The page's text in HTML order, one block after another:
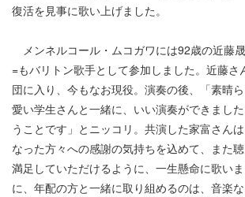
復活を見事に歌い上げました。
メンネルコール・ムコガワには92歳の近藤
=もバリトン歌手として参加しました。近藤さ
団に入り、今もなお現役。演奏の後、「素晴
愛い学生さんと一緒に、いい演奏ができまし
うことです」とニッコリ。共演した家富さん
なった方々への感謝の気持ちを込めて、また
満足していただけるように、一生懸命に歌い
に、年配の方と一緒に取り組めるのは、音楽